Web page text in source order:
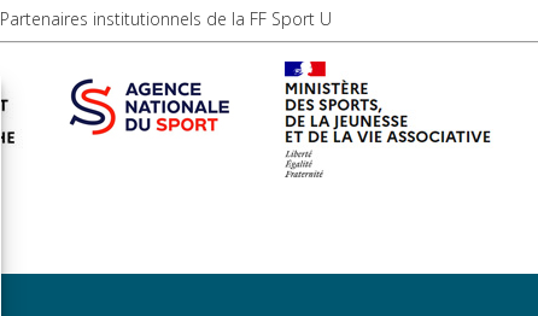
Partenaires institutionnels de la FF Sport U